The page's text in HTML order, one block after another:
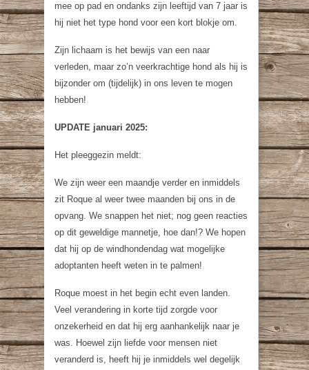
mee op pad en ondanks zijn leeftijd van 7 jaar is
hij niet het type hond voor een kort blokje om.
Zijn lichaam is het bewijs van een naar
verleden, maar zo’n veerkrachtige hond als hij is
bijzonder om (tijdelijk) in ons leven te mogen
hebben!
UPDATE januari 2025:
Het pleeggezin meldt:
We zijn weer een maandje verder en inmiddels
zit Roque al weer twee maanden bij ons in de
opvang. We snappen het niet; nog geen reacties
op dit geweldige mannetje, hoe dan!? We hopen
dat hij op de windhondendag wat mogelijke
adoptanten heeft weten in te palmen!
Roque moest in het begin echt even landen.
Veel verandering in korte tijd zorgde voor
onzekerheid en dat hij erg aanhankelijk naar je
was. Hoewel zijn liefde voor mensen niet
veranderd is, heeft hij je inmiddels wel degelijk